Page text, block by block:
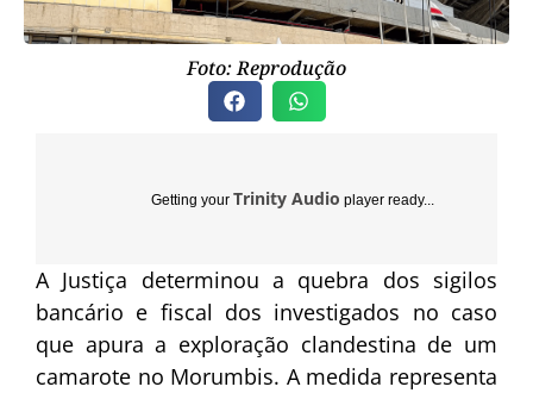
Foto: Reprodução
Getting your Trinity Audio player ready...
A Justiça determinou a quebra dos sigilos
bancário e fiscal dos investigados no caso
que apura a exploração clandestina de um
camarote no Morumbis. A medida representa